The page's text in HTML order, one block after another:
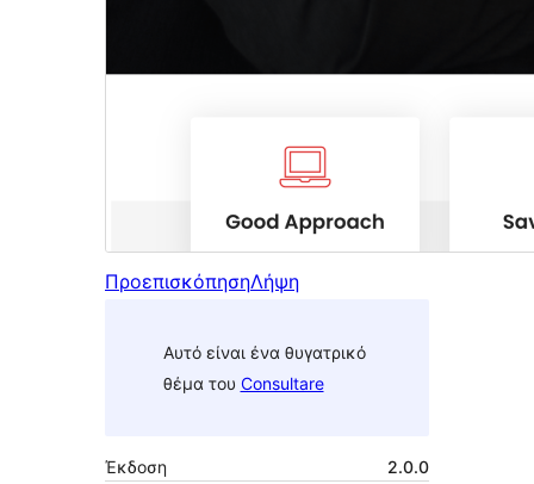
ΠροεπισκόπησηΛήψη
Αυτό είναι ένα θυγατρικό
θέμα του Consultare
Έκδοση
2.0.0